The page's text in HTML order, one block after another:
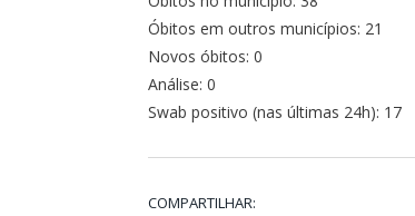
Óbitos em outros municípios: 21
Novos óbitos: 0
Análise: 0
Swab positivo (nas últimas 24h): 17
COMPARTILHAR: